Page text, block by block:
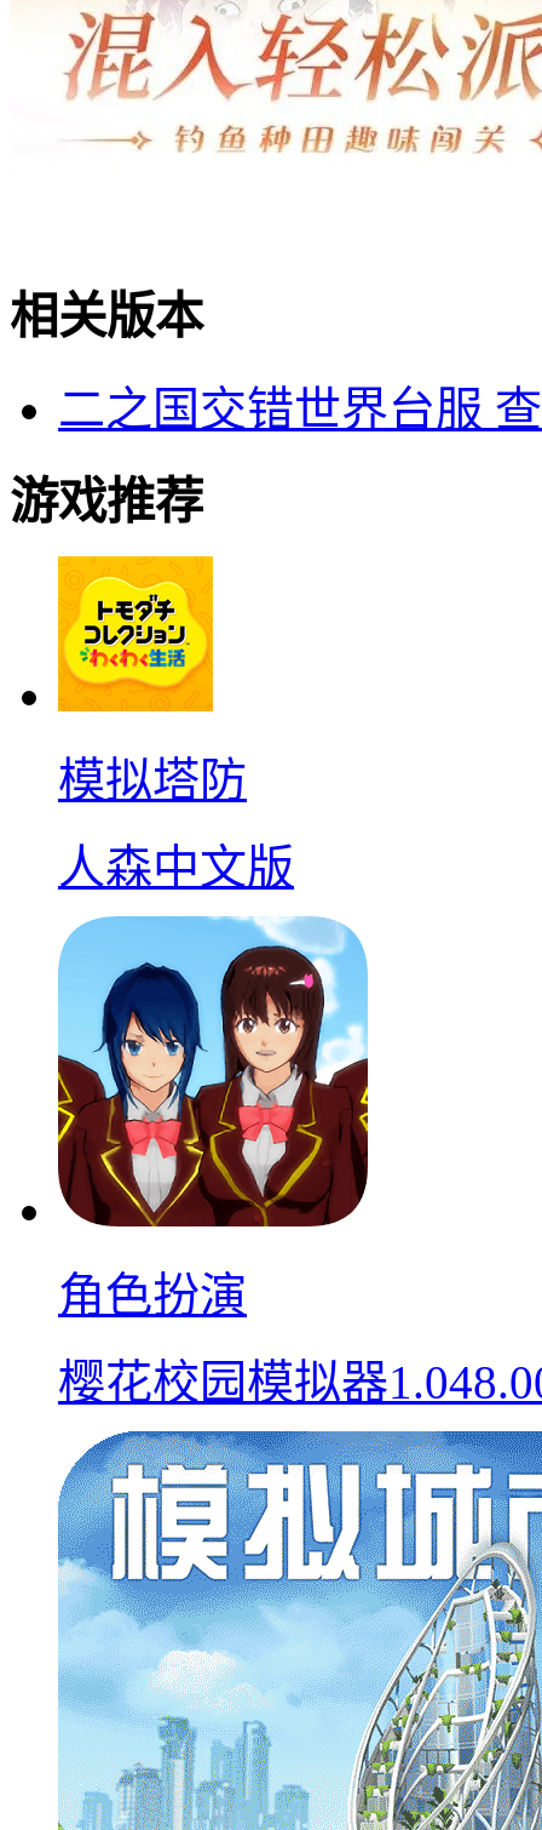
相关版本
二之国交错世界台服
游戏推荐
模拟塔防
人森中文版
角色扮演
樱花校园模拟器